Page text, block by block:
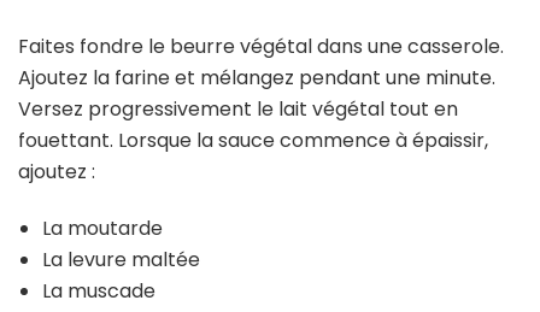
Faites fondre le beurre végétal dans une casserole.
Ajoutez la farine et mélangez pendant une minute.
Versez progressivement le lait végétal tout en
fouettant. Lorsque la sauce commence à épaissir,
ajoutez :
La moutarde
La levure maltée
La muscade